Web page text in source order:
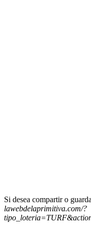
Si desea compartir o
lawebdelaprimitiva.com/?